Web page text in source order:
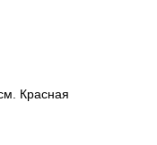
Красная